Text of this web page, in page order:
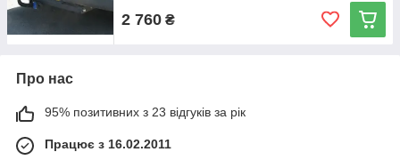
2 760 ₴
Про нас
95% позитивних з 23 відгуків за рік
Працює з 16.02.2011